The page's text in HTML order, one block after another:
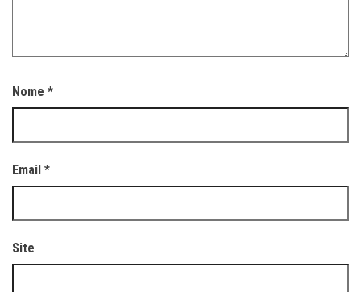
Nome *
Email *
Site